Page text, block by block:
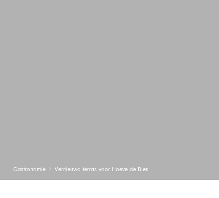
Gastronomie Vernieuwd terras voor Hoeve de Bies